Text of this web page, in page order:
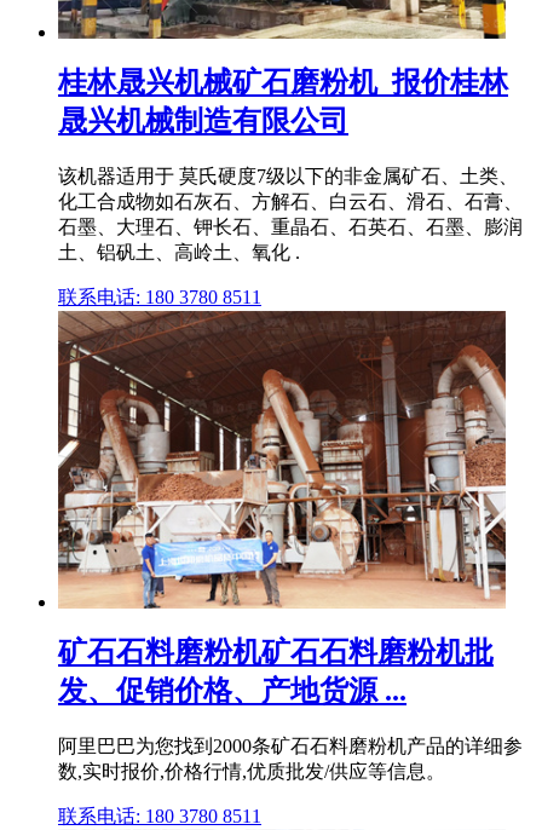
桂林晟兴机械矿石磨粉机_报价桂林
晟兴机械制造有限公司
该机器适用于 莫氏硬度7级以下的非金属矿石、土类、
化工合成物如石灰石、方解石、白云石、滑石、石膏、
石墨、大理石、钾长石、重晶石、石英石、石墨、膨润
土、铝矾土、高岭土、氧化 .
联系电话: 180 3780 8511
矿石石料磨粉机矿石石料磨粉机批
发、促销价格、产地货源 ...
阿里巴巴为您找到2000条矿石石料磨粉机产品的详细参
数,实时报价,价格行情,优质批发/供应等信息。
联系电话: 180 3780 8511